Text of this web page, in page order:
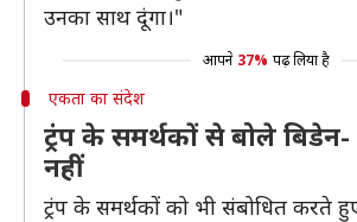
उनका साथ दूंगा।"
आपने 37% पढ़ लिया है
एकता का संदेश
ट्रंप के समर्थकों से बोले
नहीं
ट्रंप के समर्थकों को भी संबोधित करते